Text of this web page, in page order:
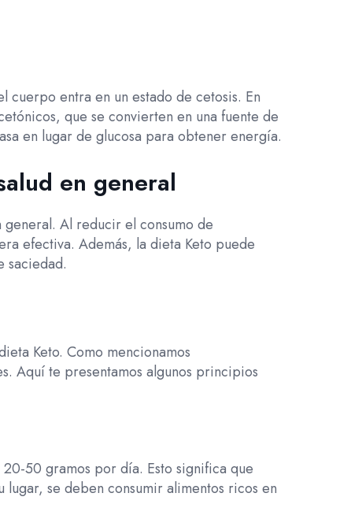
entra en un estado de cetosis. En
que se convierten en una fuente de
en lugar de glucosa para obtener energía.
en general
Al reducir el consumo de
efectiva. Además, la dieta Keto puede
saciedad.
Keto. Como mencionamos
Aquí te presentamos algunos principios
50 gramos por día. Esto significa que
se deben consumir alimentos ricos en